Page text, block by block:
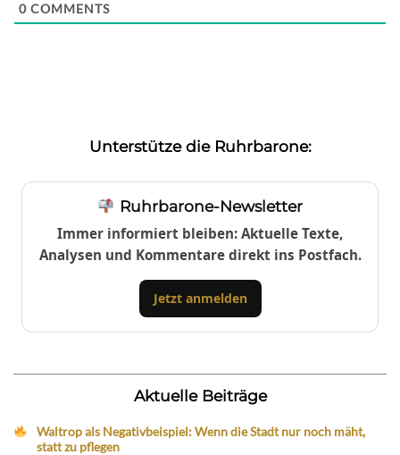
0 COMMENTS
Unterstütze die Ruhrbarone:
Ruhrbarone-Newsletter
Immer informiert bleiben: Aktuelle Texte,
Analysen und Kommentare direkt ins Postfach.
Jetzt anmelden
Aktuelle Beiträge
Waltrop als Negativbeispiel: Wenn die Stadt nur noch mäht,
statt zu pflegen